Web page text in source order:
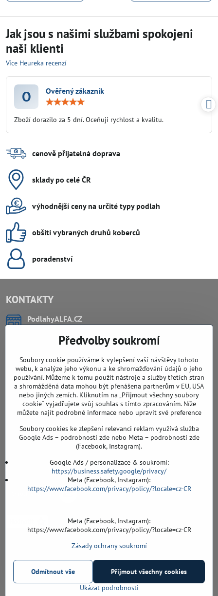
Jak jsou s našimi službami spokojeni
naši klienti
Více Heureka recenzí
O Ověřený zákazník
5
Zboží dorazilo za 5 dní. Oceňuji rychlost a kvalitu.
cenově přijatelná doprava
sklady po celé ČR
výhodnější ceny na určité typy podlah
obšití vybraných druhů koberců
poradenství
KONTAKTY
PodlahyALFA​.CZ
Záříčí, ev.č. 54
768 11 Chropyně
DIČ: CZ8103114129
Sklad, vzorkovna PO TELEFONICKÉ DOMLUVĚ
Záříčí ev. č. 54
768 11 Chropyně
608 855 055
podlahyALFA​@seznam​.cz
©2026CopyrightPředvolby soukromíZásady ochrany soukromí
Vytvořeno systémem:ByznysWeb.cz
Předvolby soukromí
Soubory cookie používáme k vylepšení vaší návštěvy tohoto
webu, k analýze jeho výkonu a ke shromažďování údajů o jeho
používání. Můžeme k tomu použít nástroje a služby třetích stran
a shromážděná data mohou být přenášena partnerům v EU, USA
nebo jiných zemích. Kliknutím na „Přijmout všechny soubory
cookie“ vyjadřujete svůj souhlas s tímto zpracováním. Níže
můžete najít podrobné informace nebo upravit své preference
Soubory cookies ke zlepšení relevanci reklam využívá služba
Google Ads – podrobnosti zde nebo Meta – podrobnosti zde
(Facebook, Instagram).
Google Ads / personalizace & soukromí:
https://business.safety.google/privacy/
Meta (Facebook, Instagram):
https://www.facebook.com/privacy/policy/?locale=cz-CR
Meta (Facebook, Instagram):
https://www.facebook.com/privacy/policy/?locale=cz-CR
Zásady ochrany soukromí
Ukázat podrobnosti
Přijmout všechny cookies
Odmítnout vše